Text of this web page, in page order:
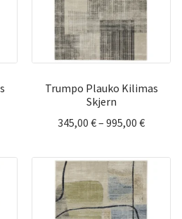
€
€
Trumpo Plauko Kilimas
Skjern
345,00 €– 995,00 €Price
345,00 €